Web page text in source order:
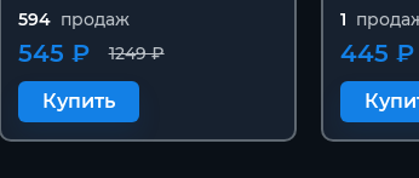
594 продаж
1249 ₽
545 ₽
Купить
1
445 ₽